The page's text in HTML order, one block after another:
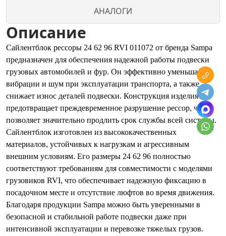
АНАЛОГИ
Описание
Сайлентблок рессоры 24 62 96 RVI 011072 от бренда Sampa
предназначен для обеспечения надежной работы подвески
грузовых автомобилей и фур. Он эффективно уменьшает
вибрации и шум при эксплуатации транспорта, а также
снижает износ деталей подвески. Конструкция изделия
предотвращает преждевременное разрушение рессор, что
позволяет значительно продлить срок службы всей системы.
Сайлентблок изготовлен из высококачественных
материалов, устойчивых к нагрузкам и агрессивным
внешним условиям. Его размеры 24 62 96 полностью
соответствуют требованиям для совместимости с моделями
грузовиков RVI, что обеспечивает надежную фиксацию в
посадочном месте и отсутствие люфтов во время движения.
Благодаря продукции Sampa можно быть уверенными в
безопасной и стабильной работе подвески даже при
интенсивной эксплуатации и перевозке тяжелых грузов.